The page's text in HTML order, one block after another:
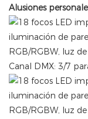
Alusiones
Canal DMX: 3/7